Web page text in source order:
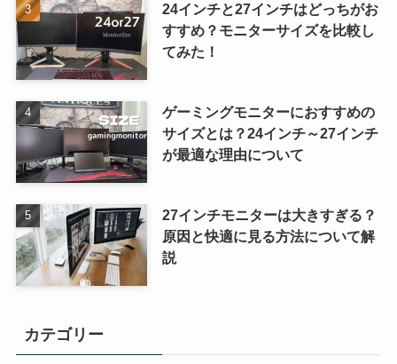
24インチと27インチはどっちがお
すすめ？モニターサイズを比較し
てみた！
ゲーミングモニターにおすすめの
サイズとは？24インチ～27インチ
が最適な理由について
27インチモニターは大きすぎる？
原因と快適に見る方法について解
説
カテゴリー